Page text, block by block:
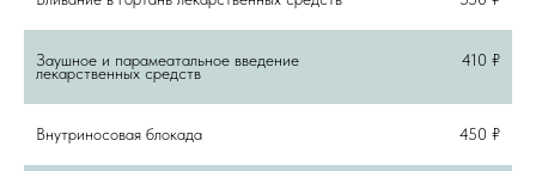
Заушное и парамеатальное введение
лекарственных средств
410 ₽
Внутриносовая блокада 450 ₽